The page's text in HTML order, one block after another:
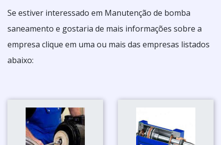
Se estiver interessado em Manutenção de bomba
saneamento e gostaria de mais informações sobre a
empresa clique em uma ou mais das empresas listados
abaixo: